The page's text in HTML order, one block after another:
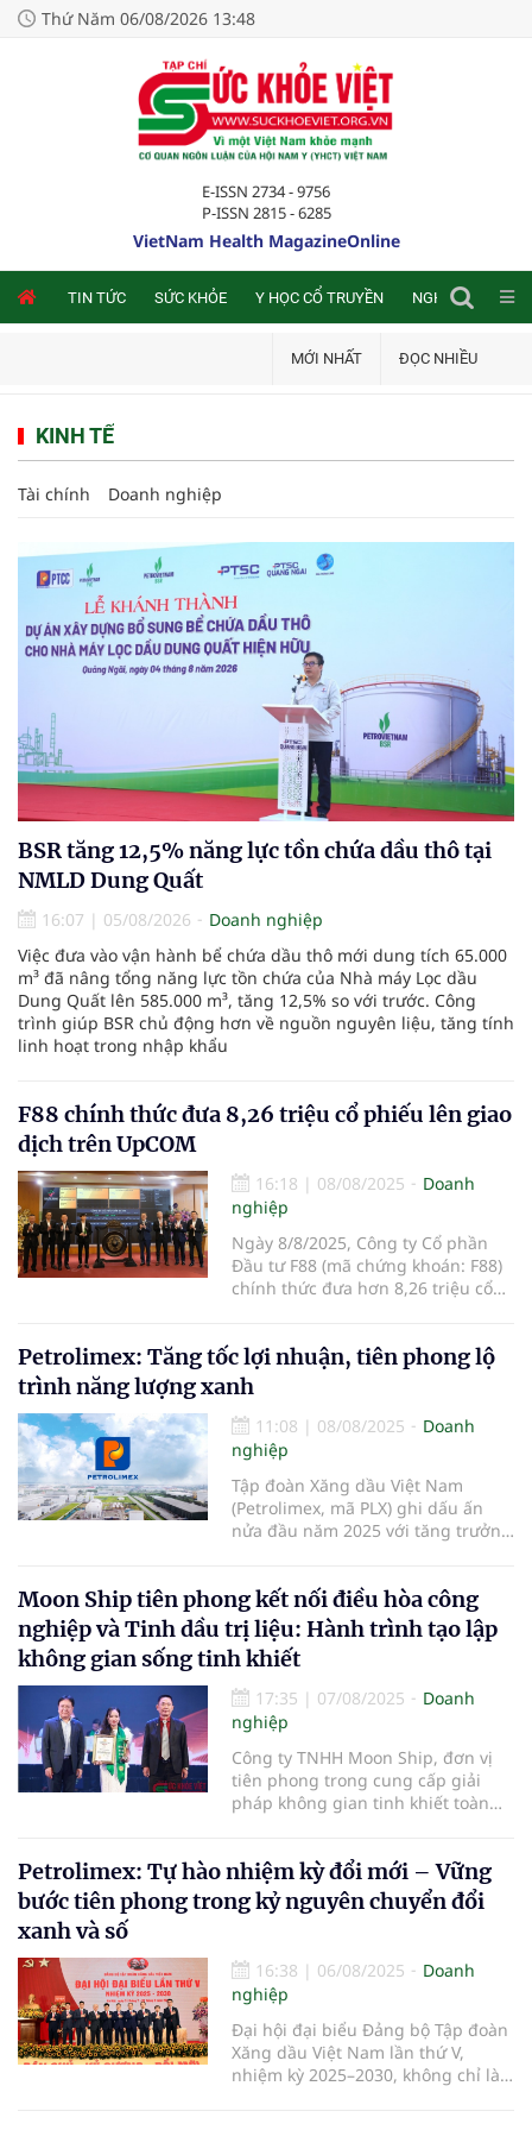
Thứ Năm 06/08/2026 13:48
E-ISSN 2734 - 9756
P-ISSN 2815 - 6285
VietNam Health MagazineOnline
TIN TỨC SỨC KHỎE Y HỌC CỔ TRUYỀN NGHIÊN CỨU
MỚI NHẤT ĐỌC NHIỀU
KINH TẾ
Tài chính Doanh nghiệp
BSR tăng 12,5% năng lực tồn chứa dầu thô tại
NMLD Dung Quất
16:07 | 05/08/2026
Doanh nghiệp
Việc đưa vào vận hành bể chứa dầu thô mới dung tích 65.000
m³ đã nâng tổng năng lực tồn chứa của Nhà máy Lọc dầu
Dung Quất lên 585.000 m³, tăng 12,5% so với trước. Công
trình giúp BSR chủ động hơn về nguồn nguyên liệu, tăng tính
linh hoạt trong nhập khẩu
F88 chính thức đưa 8,26 triệu cổ phiếu lên giao
dịch trên UpCOM
16:18 | 08/08/2025
Doanh
nghiệp
Ngày 8/8/2025, Công ty Cổ phần
Đầu tư F88 (mã chứng khoán: F88)
chính thức đưa hơn 8,26 triệu cổ
Petrolimex: Tăng tốc lợi nhuận, tiên phong lộ
trình năng lượng xanh
11:08 | 08/08/2025
Doanh
nghiệp
Tập đoàn Xăng dầu Việt Nam
(Petrolimex, mã PLX) ghi dấu ấn
nửa đầu năm 2025 với tăng trưởng
sụt giảm.
Moon Ship tiên phong kết nối điều hòa công
nghiệp và Tinh dầu trị liệu: Hành trình tạo lập
không gian sống tinh khiết
17:35 | 07/08/2025
Doanh
nghiệp
Công ty TNHH Moon Ship, đơn vị
tiên phong trong cung cấp giải
pháp không gian tinh khiết toàn
dấu ấn.
Petrolimex: Tự hào nhiệm kỳ đổi mới – Vững
bước tiên phong trong kỷ nguyên chuyển đổi
xanh và số
16:38 | 06/08/2025
Doanh
nghiệp
Đại hội đại biểu Đảng bộ Tập đoàn
Xăng dầu Việt Nam lần thứ V,
nhiệm kỳ 2025–2030, không chỉ là